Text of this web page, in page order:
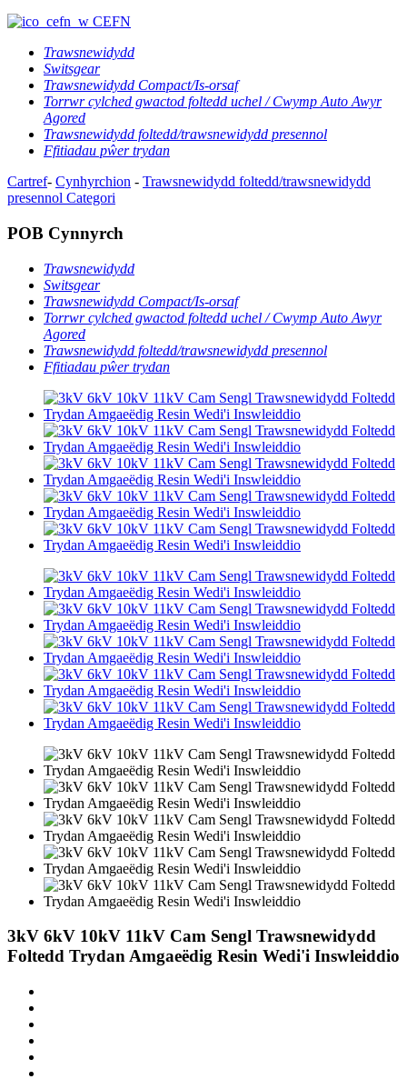
CEFN
Trawsnewidydd
Switsgear
Trawsnewidydd Compact/Is-orsaf
Torrwr cylched gwactod foltedd uchel / Cwymp Auto Awyr
Agored
Trawsnewidydd foltedd/trawsnewidydd presennol
Ffitiadau pŵer trydan
Cartref- Cynhyrchion - Trawsnewidydd foltedd/trawsnewidydd
presennol Categori
POB Cynnyrch
Trawsnewidydd
Switsgear
Trawsnewidydd Compact/Is-orsaf
Torrwr cylched gwactod foltedd uchel / Cwymp Auto Awyr
Agored
Trawsnewidydd foltedd/trawsnewidydd presennol
Ffitiadau pŵer trydan
3kV 6kV 10kV 11kV Cam Sengl Trawsnewidydd
Foltedd Trydan Amgaeëdig Resin Wedi'i Inswleiddio